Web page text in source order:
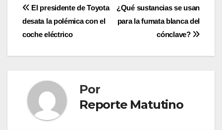
Navegación
de
entradas
¿Qué sustancias se usan
para la fumata blanca del
cónclave?
El presidente de Toyota
desata la polémica con el
coche eléctrico
Por
Reporte Matutino